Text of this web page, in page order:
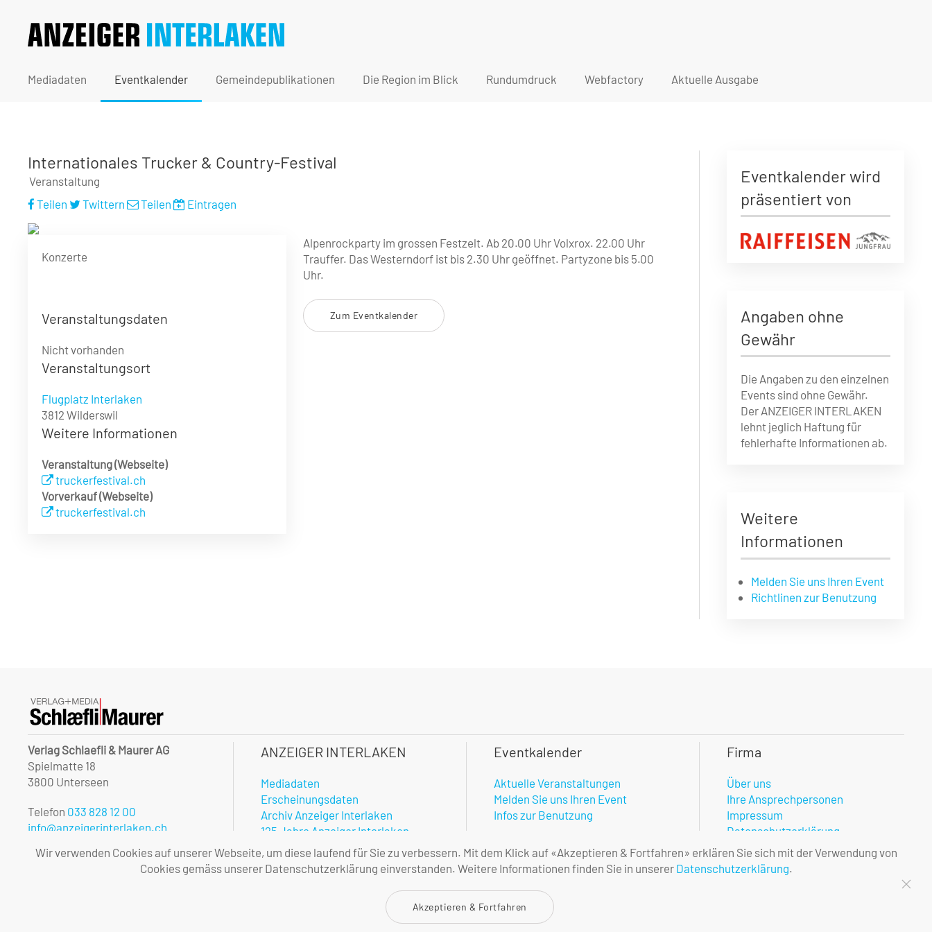
Mediadaten Eventkalender Gemeindepublikationen Die Region im Blick Rundumdruck Webfactory Aktuelle Ausgabe
Internationales Trucker & Country-Festival
Veranstaltung
Teilen
Twittern Teilen Eintragen
Konzerte
Veranstaltungsdaten
Nicht vorhanden
Veranstaltungsort
Flugplatz Interlaken
3812 Wilderswil
Weitere Informationen
Veranstaltung (Webseite)
truckerfestival.ch
Vorverkauf (Webseite)
truckerfestival.ch
Alpenrockparty im grossen Festzelt. Ab 20.00 Uhr Volxrox. 22.00 Uhr
Trauffer. Das Westerndorf ist bis 2.30 Uhr geöffnet. Partyzone bis 5.00
Uhr.
Zum Eventkalender
Eventkalender wird
präsentiert von
Angaben ohne
Gewähr
Die Angaben zu den einzelnen
Events sind ohne Gewähr.
Der ANZEIGER INTERLAKEN
lehnt jeglich Haftung für
fehlerhafte Informationen ab.
Weitere
Informationen
Melden Sie uns Ihren Event
Richtlinen zur Benutzung
Verlag Schlaefli & Maurer AG
Spielmatte 18
3800 Unterseen
Telefon 033 828 12 00
info@anzeigerinterlaken.ch
Unsere Öffnungszeiten:
ANZEIGER INTERLAKEN
Mediadaten
Erscheinungsdaten
Archiv Anzeiger Interlaken
125 Jahre Anzeiger Interlaken
Onlinerechner
Notfalldienste
Vorteile amtlicher Anzeiger
Allgemeine Geschäftsbedingungen
Eventkalender
Aktuelle Veranstaltungen
Melden Sie uns Ihren Event
Infos zur Benutzung
Firma
Über uns
Ihre Ansprechpersonen
Impressum
Datenschutzerklärung
Wir verwenden Cookies auf unserer Webseite, um diese laufend für Sie zu verbessern. Mit dem Klick auf «Akzeptieren & Fortfahren» erklären Sie sich mit der Verwendung von
Cookies gemäss unserer Datenschutzerklärung einverstanden. Weitere Informationen finden Sie in unserer Datenschutzerklärung.
Akzeptieren & Fortfahren